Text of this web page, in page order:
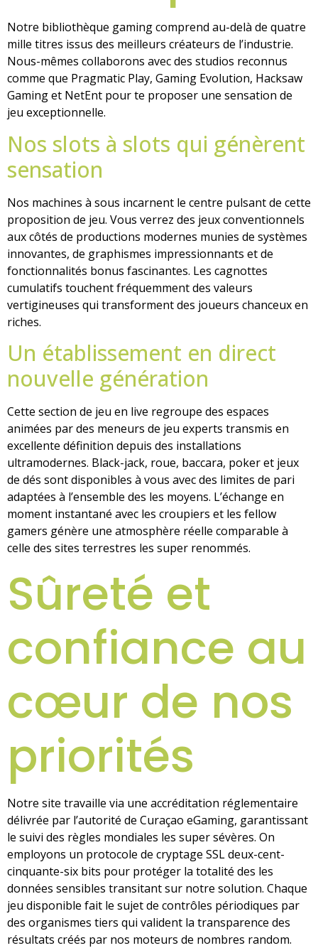
Notre bibliothèque gaming comprend au-delà de quatre
mille titres issus des meilleurs créateurs de l’industrie.
Nous-mêmes collaborons avec des studios reconnus
comme que Pragmatic Play, Gaming Evolution, Hacksaw
Gaming et NetEnt pour te proposer une sensation de
jeu exceptionnelle.
Nos slots à slots qui génèrent
sensation
Nos machines à sous incarnent le centre pulsant de cette
proposition de jeu. Vous verrez des jeux conventionnels
aux côtés de productions modernes munies de systèmes
innovantes, de graphismes impressionnants et de
fonctionnalités bonus fascinantes. Les cagnottes
cumulatifs touchent fréquemment des valeurs
vertigineuses qui transforment des joueurs chanceux en
riches.
Un établissement en direct
nouvelle génération
Cette section de jeu en live regroupe des espaces
animées par des meneurs de jeu experts transmis en
excellente définition depuis des installations
ultramodernes. Black-jack, roue, baccara, poker et jeux
de dés sont disponibles à vous avec des limites de pari
adaptées à l’ensemble des les moyens. L’échange en
moment instantané avec les croupiers et les fellow
gamers génère une atmosphère réelle comparable à
celle des sites terrestres les super renommés.
Sûreté et
confiance au
cœur de nos
priorités
Notre site travaille via une accréditation réglementaire
délivrée par l’autorité de Curaçao eGaming, garantissant
le suivi des règles mondiales les super sévères. On
employons un protocole de cryptage SSL deux-cent-
cinquante-six bits pour protéger la totalité des les
données sensibles transitant sur notre solution. Chaque
jeu disponible fait le sujet de contrôles périodiques par
des organismes tiers qui valident la transparence des
résultats créés par nos moteurs de nombres random.